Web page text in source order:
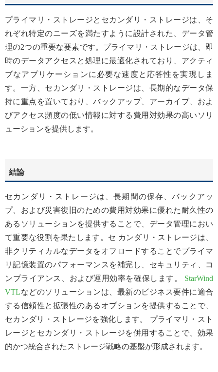
プライマリ・ストレージとセカンダリ・ストレージは、そ
れぞれ特定のニーズを満たすように設計された、データ管
理の2つの重要な要素です。プライマリ・ストレージは、即
時のデータアクセスと処理に最適化されており、アクティ
ブなアプリケーションに必要な速度と応答性を実現しま
す。一方、セカンダリ・ストレージは、長期的なデータ保
持に重点を置いており、バックアップ、アーカイブ、およ
びアクセス頻度の低い情報に対する費用対効果の高いソリ
ューションを提供します。
結論
セカンダリ・ストレージは、長期間の保存、バックアッ
プ、および災害復旧のための費用対効果に優れた耐久性の
あるソリューションを提供することで、データ管理におい
て重要な役割を果たします。セ カンダリ・ストレージは、
非クリティカルなデータをオフロードすることでプライマ
リ記憶装置のパフォーマンスを補完し、セキュリティ、コ
ンプライアンス、および運用効率を確保します。 StarWind
VTLなどのソリューションは、最新のビジネス要件に適合
する信頼性と拡張性のあるオプションを提供することで、
セカンダリ・ストレージを強化します。 プライマリ・スト
レージとセカンダリ・ストレージを併用することで、効果
的かつ統合されたストレージ戦略の基盤が形成されます。